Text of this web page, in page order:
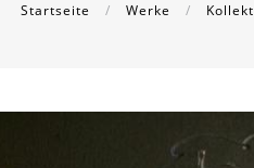
Startseite / Werke /